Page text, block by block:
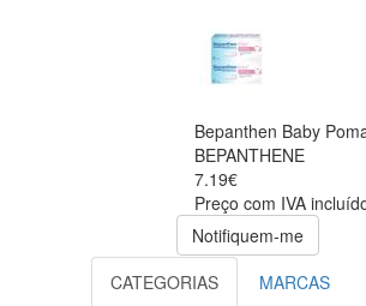
Bepanthen Baby
BEPANTHENE
7.19€
Preço com IVA
Notifiquem-me
CATEGORIAS
MARCAS